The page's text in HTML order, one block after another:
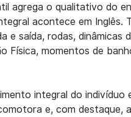
agrega o qualitativo do
acontece em Inglês.
e saída, rodas,
Física, momentos de
integral do
e, com destaque,